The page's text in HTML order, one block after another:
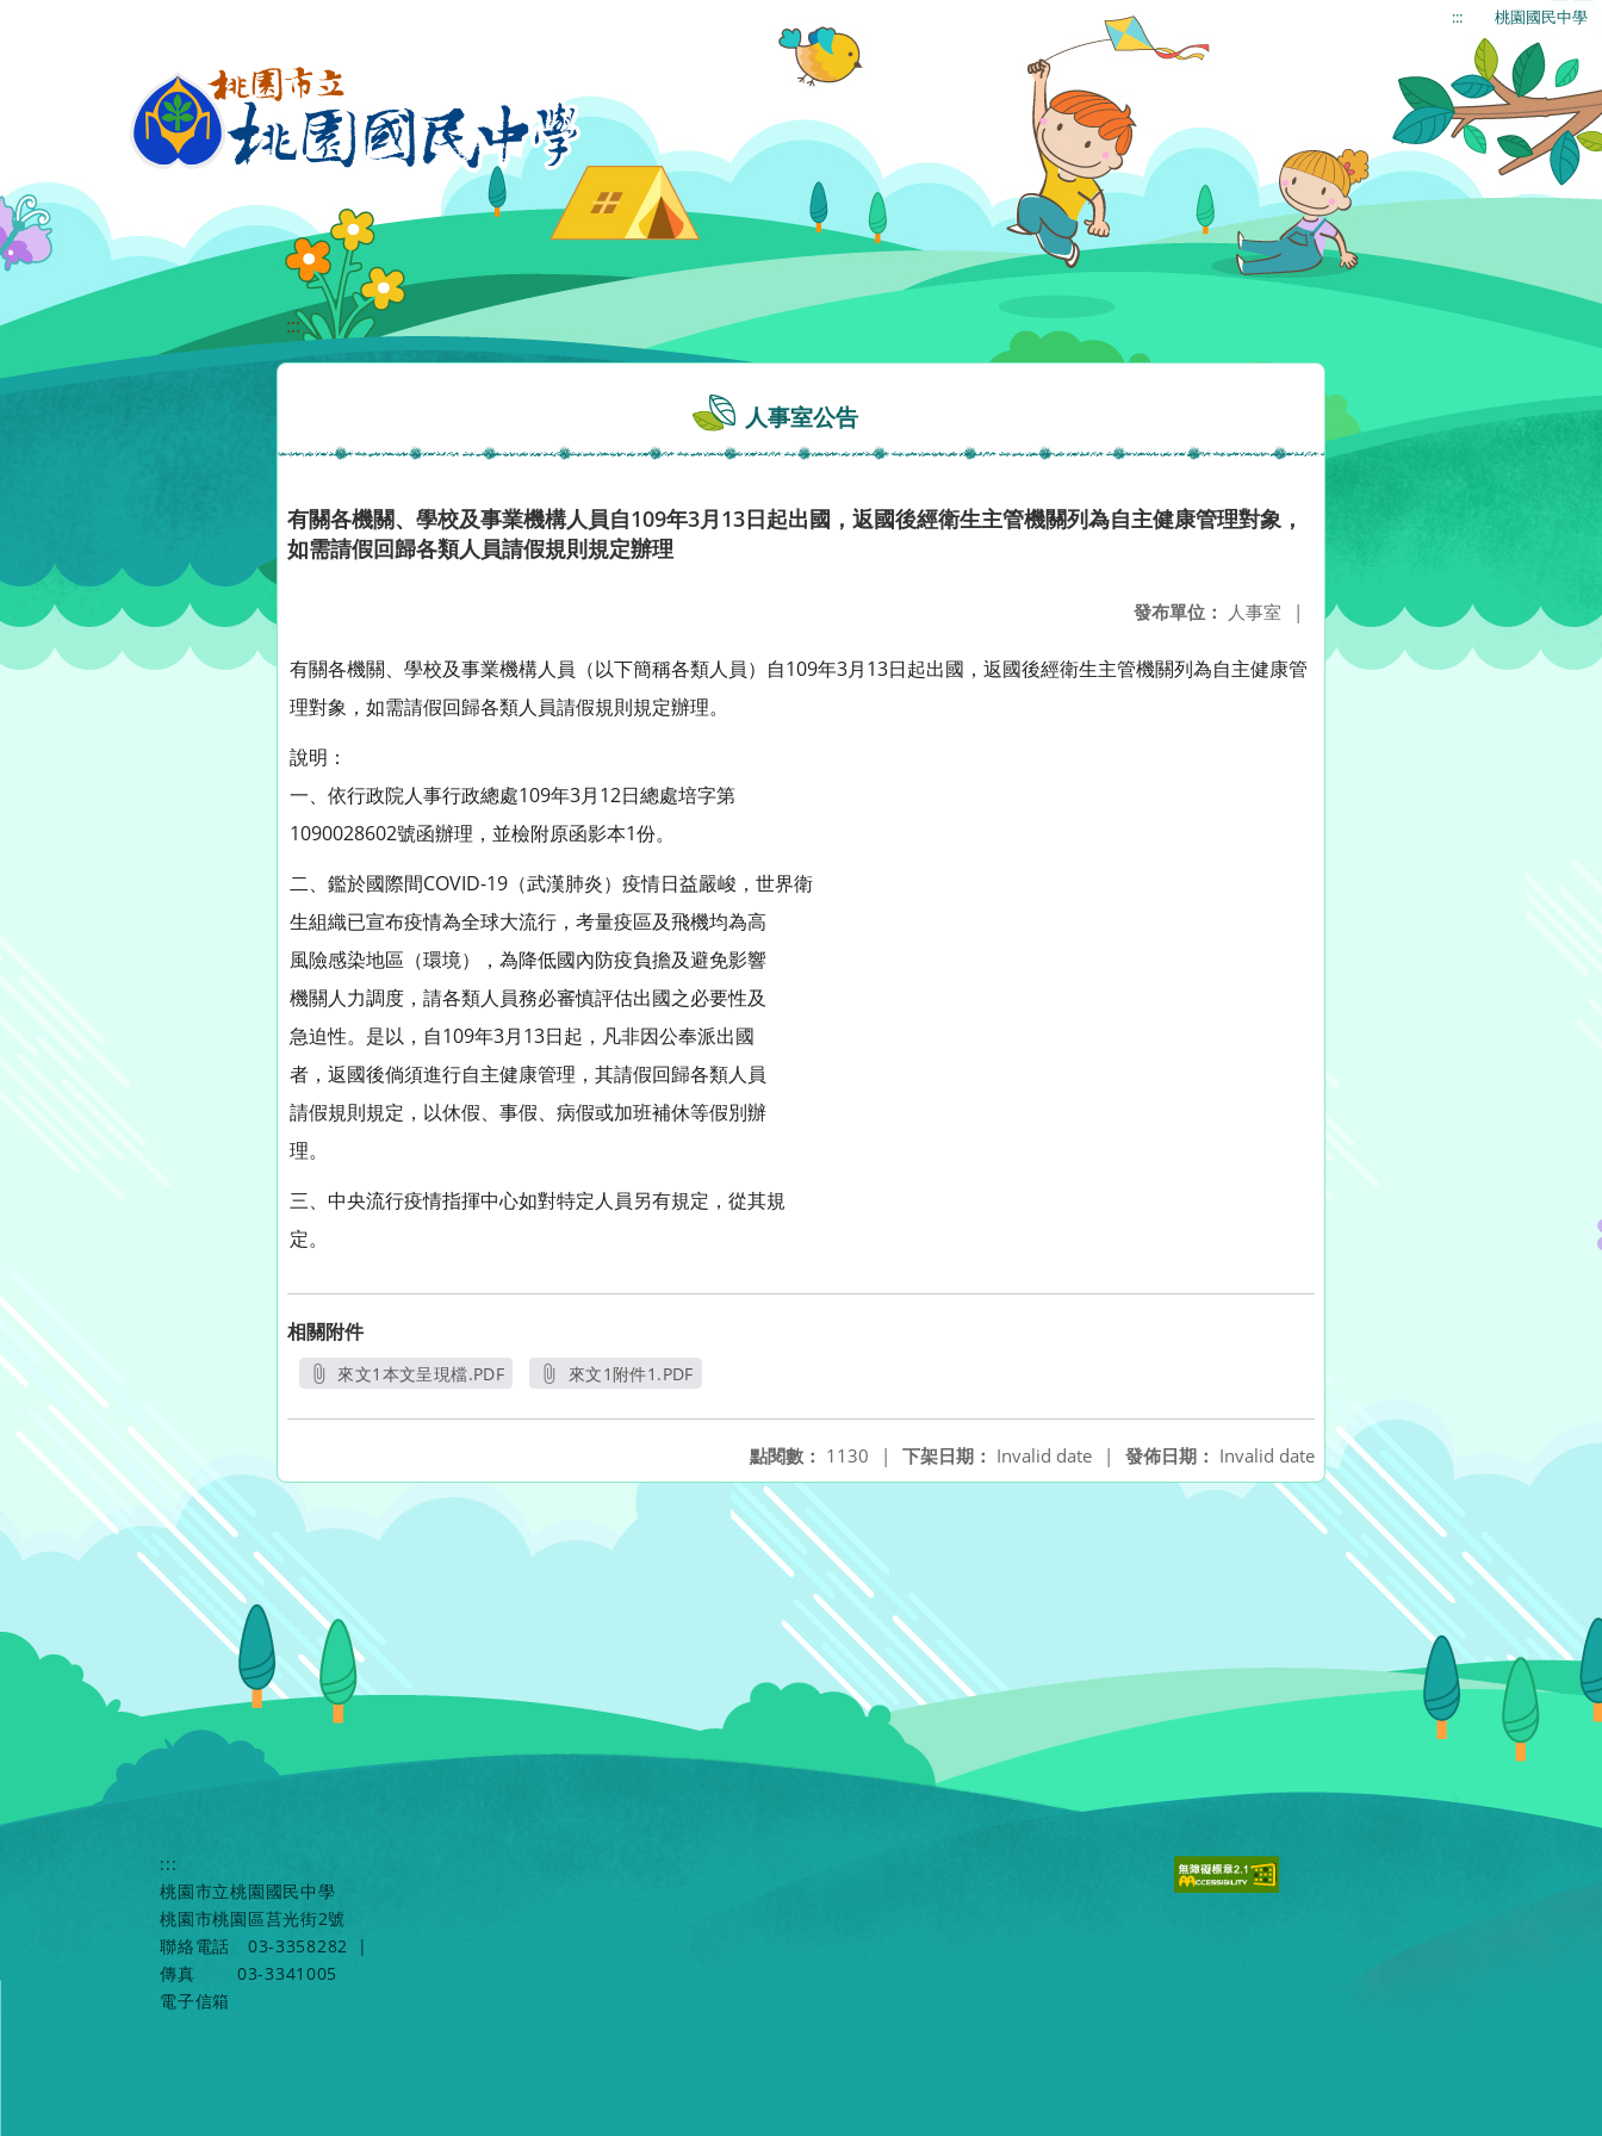
::: 桃園國民中學
:::
人事室公告
有關各機關、學校及事業機構人員自109年3月13日起出國，返國後經衛生主管機關列為自主健康管理對象，
如需請假回歸各類人員請假規則規定辦理
發布單位： 人事室 |
有關各機關、學校及事業機構人員（以下簡稱各類人員）自109年3月13日起出國，返國後經衛生主管機關列為自主健康管
理對象，如需請假回歸各類人員請假規則規定辦理。
說明：
一、依行政院人事行政總處109年3月12日總處培字第
1090028602號函辦理，並檢附原函影本1份。
二、鑑於國際間COVID-19（武漢肺炎）疫情日益嚴峻，世界衛
生組織已宣布疫情為全球大流行，考量疫區及飛機均為高
風險感染地區（環境），為降低國內防疫負擔及避免影響
機關人力調度，請各類人員務必審慎評估出國之必要性及
急迫性。是以，自109年3月13日起，凡非因公奉派出國
者，返國後倘須進行自主健康管理，其請假回歸各類人員
請假規則規定，以休假、事假、病假或加班補休等假別辦
理。
三、中央流行疫情指揮中心如對特定人員另有規定，從其規
定。
相關附件
來文1本文呈現檔.PDF
來文1附件1.PDF
發佈日期： Invalid date
下架日期： Invalid date |
點閱數： 1130 |
:::
桃園市立桃園國民中學
桃園市桃園區莒光街2號
聯絡電話
03-3358282
|
傳真
03-3341005
電子信箱